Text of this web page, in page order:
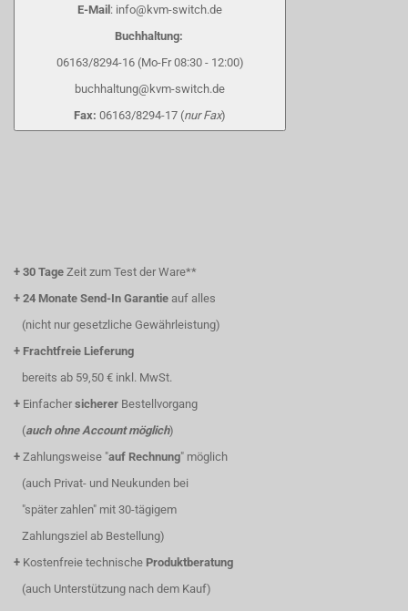
E-Mail : info@kvm-switch.de
Buchhaltung:
06163/8294-16 (Mo-Fr 08:30 - 12:00)
buchhaltung@kvm-switch.de
Fax: 06163/8294-17 (nur Fax)
+ 30 Tage Zeit zum Test der Ware**
+ 24 Monate Send-In Garantie auf alles
(nicht nur gesetzliche Gewährleistung)
+ Frachtfreie Lieferung
bereits ab 59,50 € inkl. MwSt.
+ Einfacher sicherer Bestellvorgang
(auch ohne Account möglich)
+ Zahlungsweise "auf Rechnung" möglich
(auch Privat- und Neukunden bei
"später zahlen" mit 30-tägigem
Zahlungsziel ab Bestellung)
+ Kostenfreie technische Produktberatung
(auch Unterstützung nach dem Kauf)